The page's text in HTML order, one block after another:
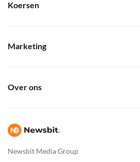
Newsbit Media Group
Koersen
Marketing
Over ons